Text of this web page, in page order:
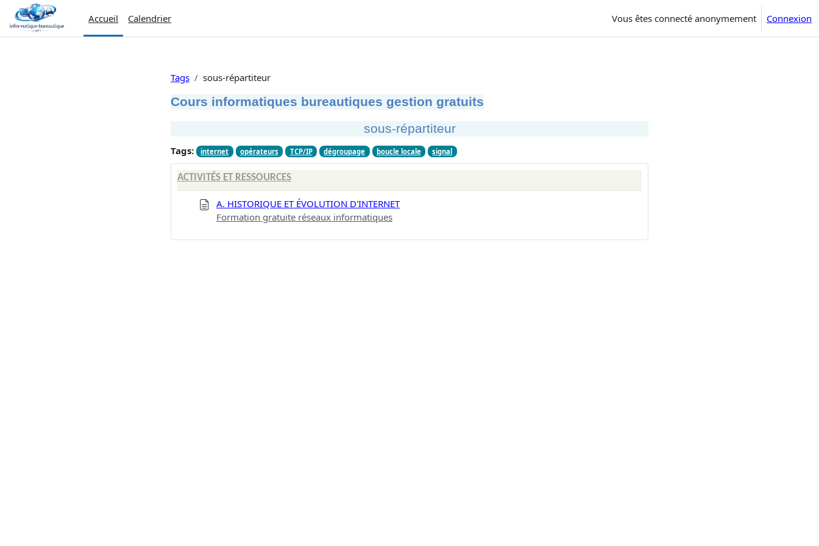
Passer au contenu principal
Accueil
Calendrier Vous êtes connecté anonymement Connexion
Tags sous-répartiteur
Cours informatiques bureautiques gestion gratuits
sous-répartiteur
Tags: internet opérateurs TCP/IP dégroupage boucle locale signal
ACTIVITÉS ET RESSOURCES
A. HISTORIQUE ET ÉVOLUTION D'INTERNET
Formation gratuite réseaux informatiques